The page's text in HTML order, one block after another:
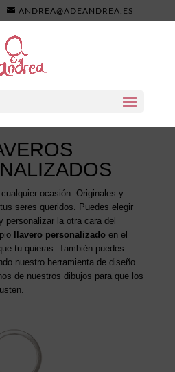
ANDREA@ADEANDREA.ES
ocasión. Originales y
seres queridos. Puedes elegir
personalizar la otra cara del
llavero personalizadoen el
tu quieras. También puedes
nuestro herramienta de diseño
de nuestros dibujos para que los